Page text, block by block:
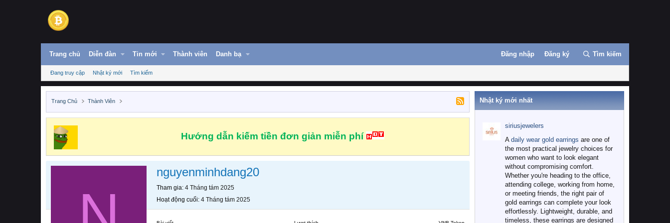
Trang chủ Diễn đàn Tin mới Thành viên Danh bạ Đăng nhập Đăng ký Tìm kiếm
Đang truy cập Nhật ký mới Tìm kiếm
Trang Chủ Thành Viên
Hướng dẫn kiếm tiền đơn giản miễn phí
nguyenminhdang20
Tham gia 4 Tháng tám 2025
Hoạt động cuối 4 Tháng tám 2025
Nhật ký mới nhất
siriusjewelers
A daily wear gold earrings are one of
the most practical jewelry choices for
women who want to look elegant
without compromising comfort.
Whether you're heading to the office,
attending college, working from home,
or meeting friends, the right pair of
gold earrings can complete your look
effortlessly. Lightweight, durable, and
timeless, these earrings are designed